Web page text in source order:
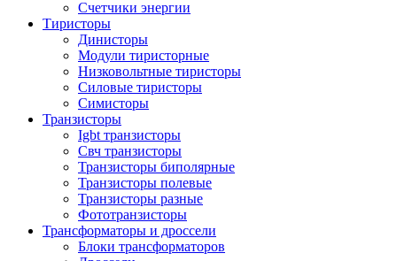
Счетчики энергии
Тиристоры
Динисторы
Модули тиристорные
Низковольтные тиристоры
Силовые тиристоры
Симисторы
Транзисторы
Igbt транзисторы
Свч транзисторы
Транзисторы биполярные
Транзисторы полевые
Транзисторы разные
Фототранзисторы
Трансформаторы и дроссели
Блоки трансформаторов